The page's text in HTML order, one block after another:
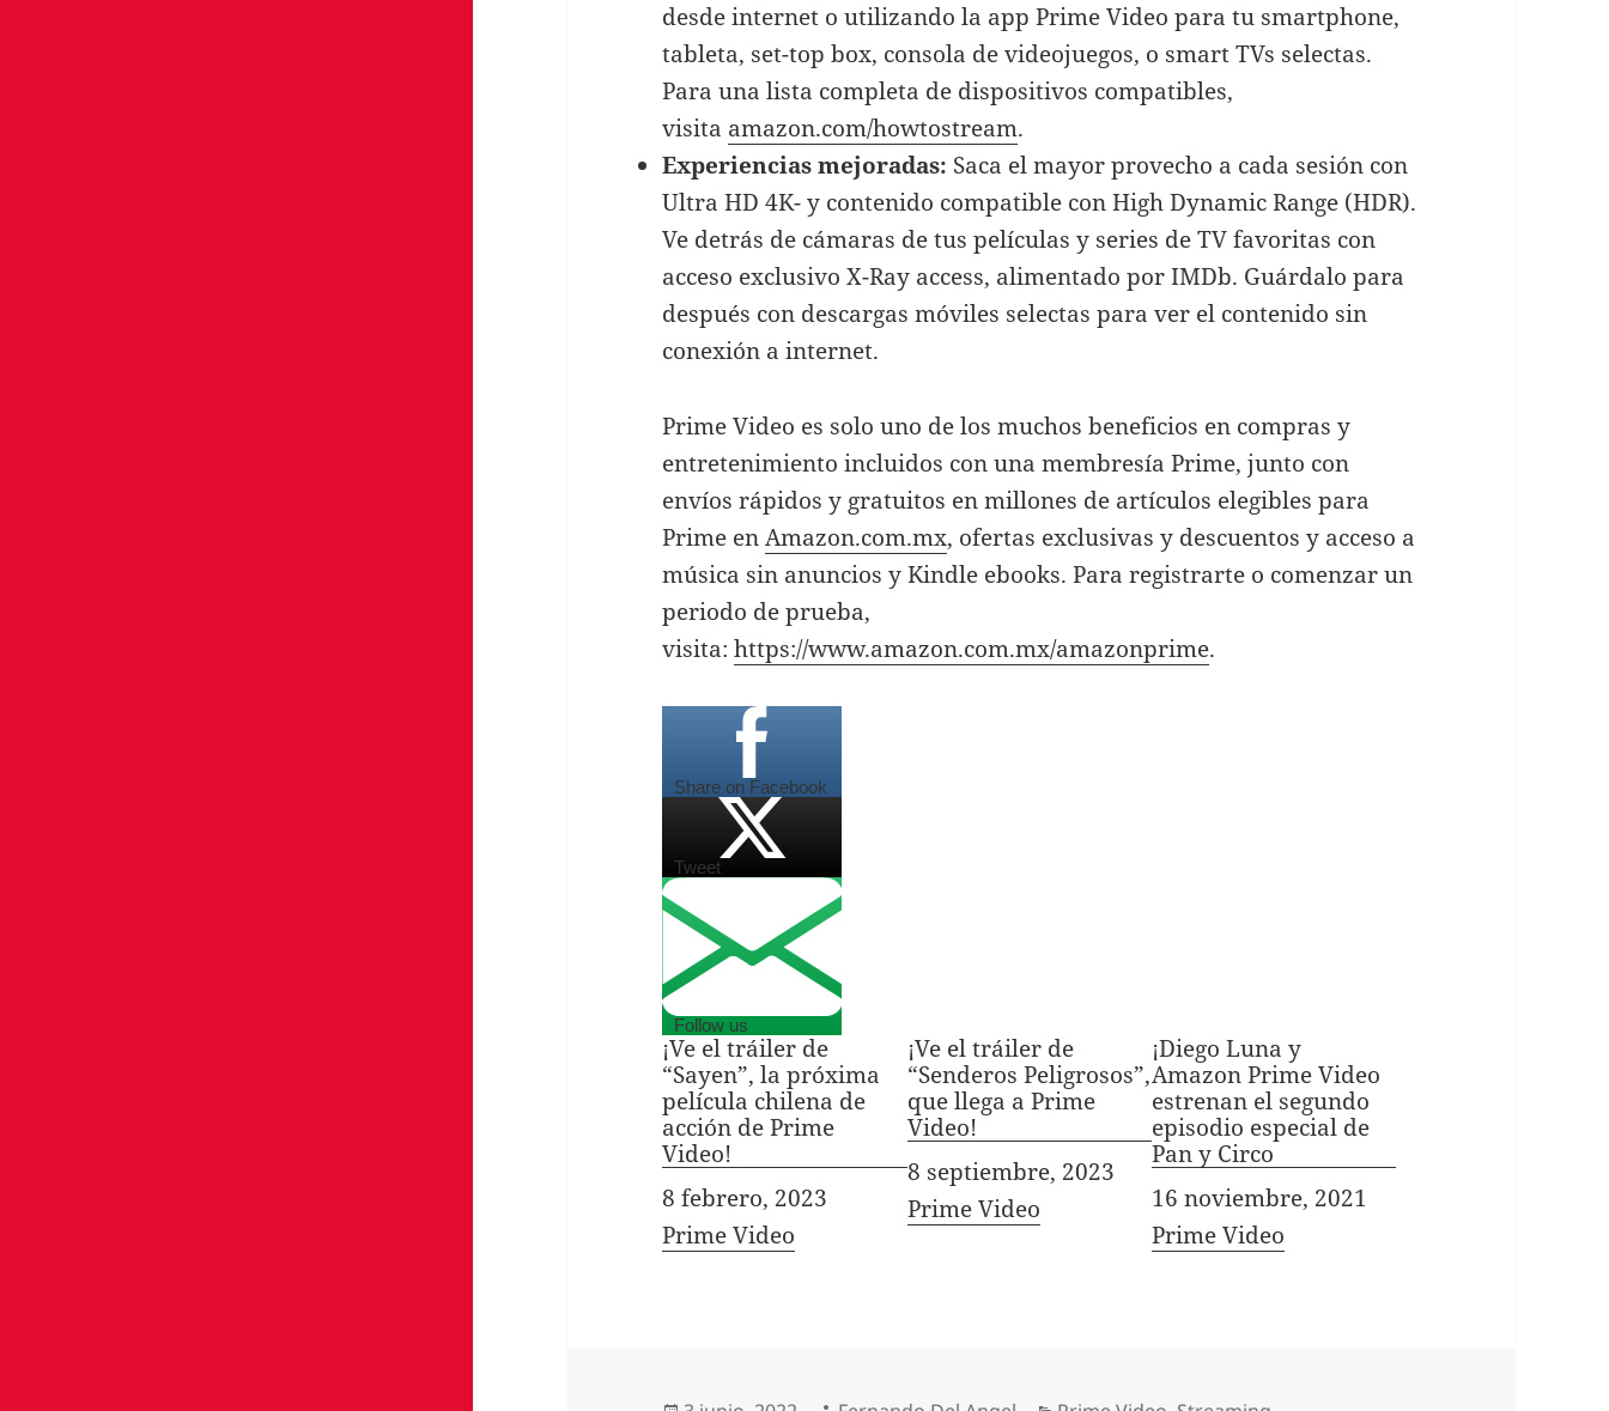
desde internet o utilizando la app Prime Video para tu smartphone,
tableta, set-top box, consola de videojuegos, o smart TVs selectas.
Para una lista completa de dispositivos compatibles,
visita amazon.com/howtostream.
Experiencias mejoradas: Saca el mayor provecho a cada sesión con
Ultra HD 4K- y contenido compatible con High Dynamic Range (HDR).
Ve detrás de cámaras de tus películas y series de TV favoritas con
acceso exclusivo X-Ray access, alimentado por IMDb. Guárdalo para
después con descargas móviles selectas para ver el contenido sin
conexión a internet.
Prime Video es solo uno de los muchos beneficios en compras y
entretenimiento incluidos con una membresía Prime, junto con
envíos rápidos y gratuitos en millones de artículos elegibles para
Prime enAmazon.com.mx, ofertas exclusivas y descuentos y acceso a
música sin anuncios y Kindle ebooks. Para registrarte o comenzar un
periodo de prueba,
visita:https://www.amazon.com.mx/amazonprime.
Share on Facebook
Tweet
Follow us
¡Ve el tráiler de
“Sayen”, la próxima
película chilena de
acción de Prime
Video!
Fecha
8 febrero, 2023
In relation to
Prime Video
¡Ve el tráiler de
“Senderos Peligrosos”,
que llega a Prime
Video!
Fecha
8 septiembre, 2023
In relation to
Prime Video
¡Diego Luna y
Amazon Prime Video
estrenan el segundo
episodio especial de
Pan y Circo
Fecha
16 noviembre, 2021
In relation to
Prime Video